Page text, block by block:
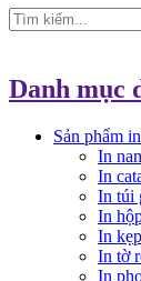
Danh mục
Sản phẩm
In
In
In túi
In
In
In tờ
In